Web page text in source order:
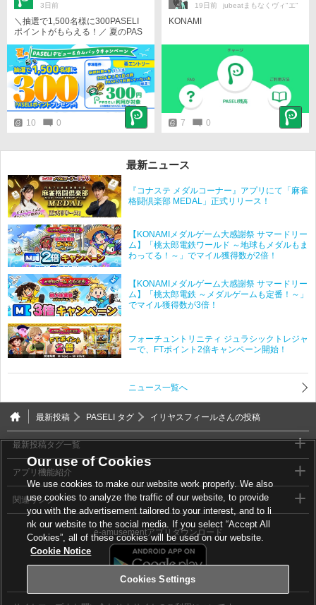
3日前
＼抽選で1,500名様に300PASELI
ポイントがもらえる！／ 夏のPAS
ELIデビュー＆カムバックキャンペ
ーン開催！ 新規・復帰ユーザー限
定！ 対象商品でPASELIを300円以
上利用すると、抽選で1,500名様に
300PASELIポイントをプレゼン
ト！ ／ 今すぐエントリー！ ＼ 詳
細はこちら https://p.eagate.573.jp/
game/paseli/campaign/P26_02/?u
tm_medium=banner&utm_campai
10 0
19日前 jubeatまもなくヴィ"エ"
KONAMI
7 0
最新ニュース
『コナステ メダルコーナー』アプリにて「麻雀
格闘倶楽部 MEDAL」正式リリース！
【KONAMIメダルゲーム大感謝祭 サマードリー
ム】「桃太郎電鉄ワールド ～地球もメダルもま
わってる！～」でマイル獲得数が2倍！
【KONAMIメダルゲーム大感謝祭 サマードリー
ム】「桃太郎電鉄 ～メダルゲームも定番！～」
でマイル獲得数が3倍！
フォーチュントリニティ ジュラシックトレジャ
ーで、FTポイント2倍キャンペーン開始！
ニュース一覧へ
最新投稿 PASELI タグ イリヤスフィールさんの投稿
最新投稿タグ一覧
アプリ機能紹介
関連リンク
e-amusementアプリダウンロード
Our use of Cookies
We use cookies to make our website work properly. We also
use cookies to analyze the traffic of our website, to provide
you with the advertisement tailored to your interest, and to li
nk our website to the social media. If you select “Accept All
Cookies”, all of these cookies will be used on our website.
Cookie Notice
Cookies Settings